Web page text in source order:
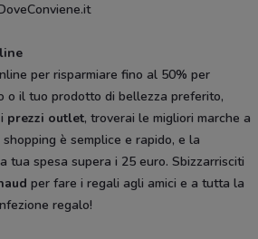
per risparmiare fino al 50% per
o il tuo prodotto di bellezza preferito,
prezzi outlet, troverai le migliori marche a
è semplice e rapido, e la
tua spesa supera i 25 euro. Sbizzarrisciti
per fare i regali agli amici e a tutta la
regalo!